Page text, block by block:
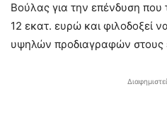
Βούλας για την επένδυση που
12 εκατ. ευρώ και φιλοδοξεί
υψηλών προδιαγραφών στους